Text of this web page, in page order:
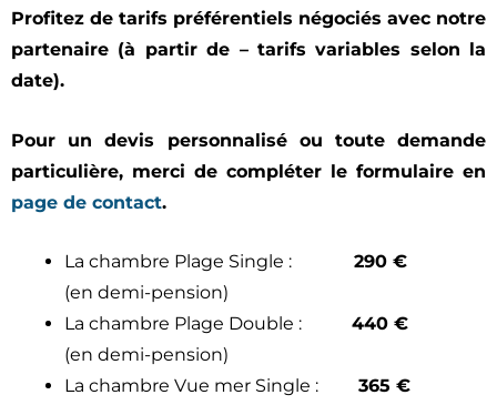
Profitez de tarifs préférentiels négociés avec notre
partenaire (à partir de – tarifs variables selon la
date).
Pour un devis personnalisé ou toute demande
particulière, merci de compléter le formulaire en
page de contact.
La chambre Plage Single : 290 €
(en demi-pension)
La chambre Plage Double :
440 €
(en demi-pension)
La chambre Vue mer Single : 365 €